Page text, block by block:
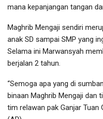
mana kepanjangan tangan
Maghrib Mengaji sendiri
anak SD sampai SMP yang
Selama ini Marwansyah
berjalan 2 tahun.
“Semoga apa yang di
binaan Maghrib Mengaji dan
tim relawan pak Ganjar Tuan